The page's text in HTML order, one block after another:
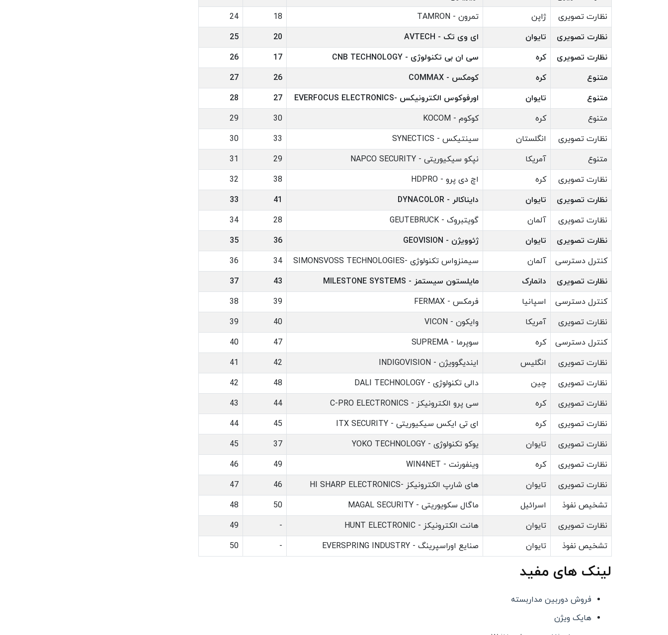
نظارت تصویری
ژاپن تمرون - TAMRON 18
24
نظارت تصویری
تایوان ای وی تک - AVTECH 20
25
نظارت تصویری
کره سی ان بی تکنولوژی - CNB TECHNOLOGY 17
26
متنوع
کره کومکس - COMMAX 26
27
متنوع
تایوان اورفوکوس الکترونیکس -EVERFOCUS ELECTRONICS 27
28
متنوع
کره کوکوم - KOCOM 30
29
نظارت تصویری
انگلستان سینتیکس - SYNECTICS 33
30
متنوع
آمریکا نپکو سیکیوریتی - NAPCO SECURITY 29
31
نظارت تصویری
کره اچ دی پرو - HDPRO 38
32
نظارت تصویری
تایوان دایناکالر - DYNACOLOR 41
33
نظارت تصویری
آلمان گویتبروک - GEUTEBRUCK 28
34
نظارت تصویری
تایوان ژئوویژن - GEOVISION 36
35
کنترل دسترسی
آلمان سیمنزواس تکنولوژی -SIMONSVOSS TECHNOLOGIES 34
36
نظارت تصویری
دانمارک مایلستون سیستمز - MILESTONE SYSTEMS 43
37
کنترل دسترسی
اسپانیا فرمکس - FERMAX 39
38
نظارت تصویری
آمریکا وایکون - VICON 40
39
کنترل دسترسی
کره سوپرما - SUPREMA 47
40
نظارت تصویری
انگلیس ایندیگوویژن - INDIGOVISION 42
41
نظارت تصویری
چین دالی تکنولوژی - DALI TECHNOLOGY 48
42
نظارت تصویری
کره سی پرو الکترونیکز - C-PRO ELECTRONICS 44
43
نظارت تصویری
کره ای تی ایکس سیکیوریتی - ITX SECURITY 45
44
نظارت تصویری
تایوان یوکو تکنولوژی - YOKO TECHNOLOGY 37
45
نظارت تصویری
کره وینفورنت - WIN4NET 49
46
نظارت تصویری
تایوان های شارپ الکترونیکز -HI SHARP ELECTRONICS 46
47
تشخیص نفوذ
اسرائیل ماگال سکویوریتی - MAGAL SECURITY 50
48
نظارت تصویری
تایوان هانت الکترونیکز - HUNT ELECTRONIC -
49
تشخیص نفوذ
تایوان صنایع اوراسپرینگ - EVERSPRING INDUSTRY -
50
لینک های مفید
فروش دوربین مداربسته
هایک ویژن